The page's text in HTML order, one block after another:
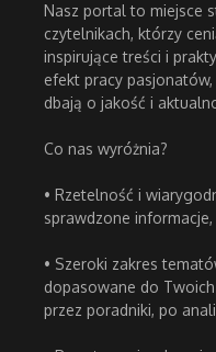
Nasz portal to miejsce
czytelnikach, którzy
inspirujące treści i
efekt pracy
dbają o jakość i
Co nas wyróżnia?
• Rzetelność i
sprawdzone
• Szeroki zakres
dopasowane do
przez poradniki, po